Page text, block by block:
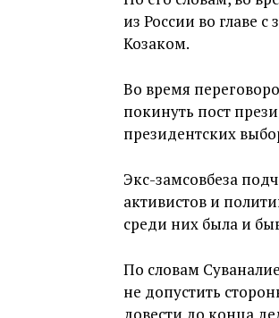
из России во главе
Козаком.
Во время
покинуть пост
президентских
Экс-замсовбеза
активистов и
среди них была и
По словам
не допустить